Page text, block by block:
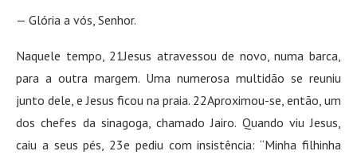
— Glória a vós, Senhor.
Naquele tempo, 21Jesus atravessou de novo, numa barca,
para a outra margem. Uma numerosa multidão se reuniu
junto dele, e Jesus ficou na praia. 22Aproximou-se, então, um
dos chefes da sinagoga, chamado Jairo. Quando viu Jesus,
caiu a seus pés, 23e pediu com insistência: “Minha filhinha